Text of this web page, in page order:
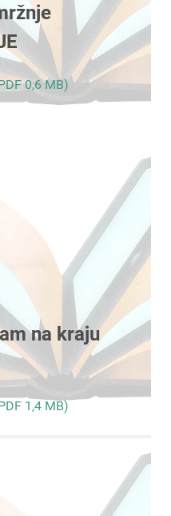
0,6 MB)
na kraju
1,4 MB)